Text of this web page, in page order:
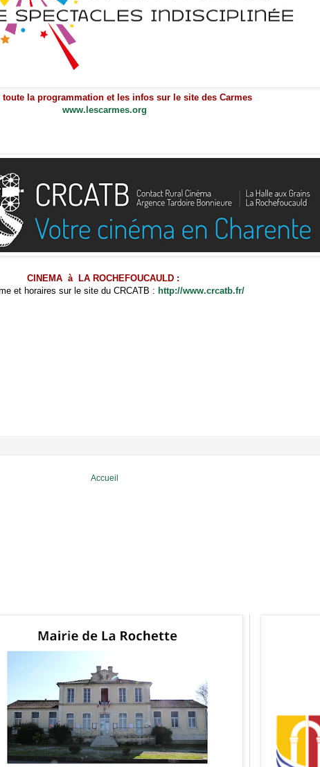
toute la programmation et les infos sur le site des Carmes
www.lescarmes.org
CINEMA à LA ROCHEFOUCAULD :
et horaires sur le site du CRCATB : http://www.crcatb.fr/
Accueil